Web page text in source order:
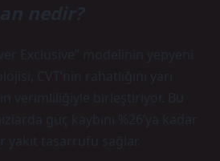
nedir?
Exclusive” modelinin yepyeni
CVT’nin rahatlığını yarı
verimliliğiyle birleştiriyor. Bu
güç kaybını %26’ya kadar
yakıt tasarrufu sağlar.